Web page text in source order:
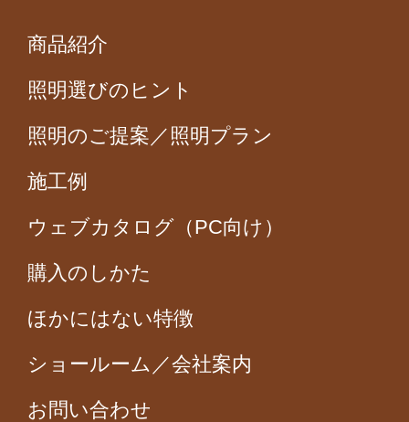
商品紹介
照明選びのヒント
照明のご提案／照明プラン
施工例
ウェブカタログ（PC向け）
購入のしかた
ほかにはない特徴
ショールーム／会社案内
お問い合わせ